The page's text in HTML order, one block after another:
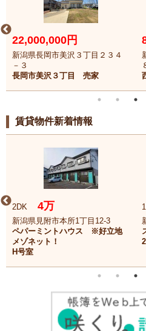
22,000,000円
新潟県長岡市美沢３丁目２３４
－３
長岡市美沢３丁目 売家
賃貸物件新着情報
2DK 4万
新潟県見附市本所1丁目12-3
ペパーミントハウス ※好立地
メゾネット！
H号室